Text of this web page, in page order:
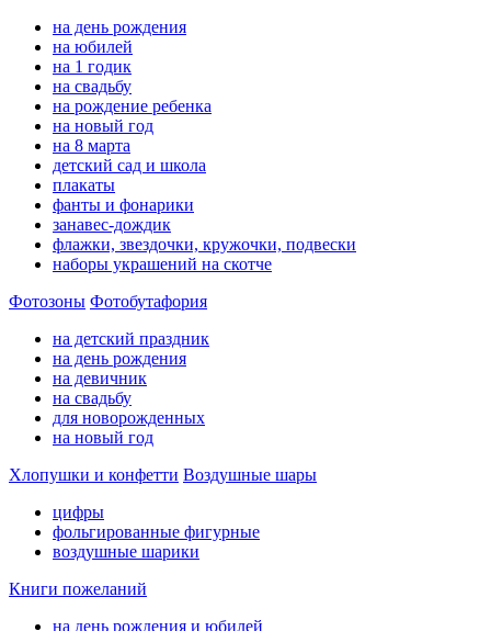
на день рождения
на юбилей
на 1 годик
на свадьбу
на рождение ребенка
на новый год
на 8 марта
детский сад и школа
плакаты
фанты и фонарики
занавес-дождик
флажки, звездочки, кружочки, подвески
наборы украшений на скотче
Фотозоны Фотобутафория
на детский праздник
на день рождения
на девичник
на свадьбу
для новорожденных
на новый год
Хлопушки и конфетти Воздушные шары
цифры
фольгированные фигурные
воздушные шарики
Книги пожеланий
на день рождения и юбилей